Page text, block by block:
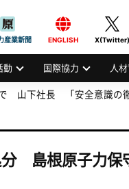
FORUM, INC.
産業新聞 ENGLISH X(Twitter)
動 国際協力 人
山下社長 「安全意識の
島根原子力保